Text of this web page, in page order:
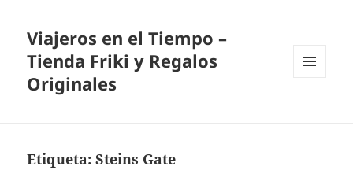
Viajeros en el Tiempo –
Tienda Friki y Regalos
Originales
Etiqueta:Steins Gate